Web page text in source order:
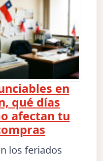
en
qué días
afectan tu
los feriados